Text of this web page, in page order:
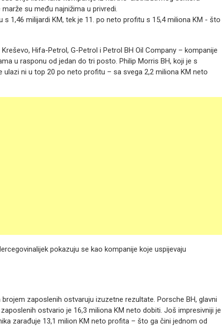
su među najnižima u privredi.
s 1,46 milijardi KM, tek je 11. po neto profitu s 15,4 miliona KM - što
Hifa-Petrol, G-Petrol i Petrol BH Oil Company – kompanije
u rasponu od jedan do tri posto. Philip Morris BH, koji je s
ni u top 20 po neto profitu – sa svega 2,2 miliona KM neto
pokazuju se kao kompanije koje uspijevaju
zaposlenih ostvaruju izuzetne rezultate. Porsche BH, glavni
ostvario je 16,3 miliona KM neto dobiti. Još impresivniji je
zarađuje 13,1 milion KM neto profita – što ga čini jednom od